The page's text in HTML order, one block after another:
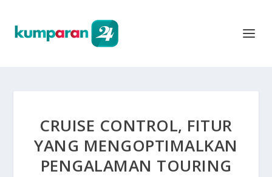
CRUISE CONTROL, FITUR
YANG MENGOPTIMALKAN
PENGALAMAN TOURING